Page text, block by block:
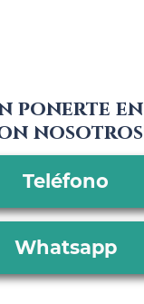
ponerte
Teléfono
Whatsapp